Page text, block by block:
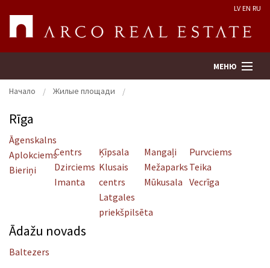
LV EN RU
МЕНЮ
Поиск
Оценка недвижимости
Предприятие
Kонтакты
Начало Жилые площади
Rīga
Āgenskalns
Aplokciems
Bieriņi
Centrs
Dzirciems
Imanta
Ķīpsala
Klusais
centrs
Latgales
priekšpilsēta
Mangaļi
Mežaparks
Mūkusala
Purvciems
Teika
Vecrīga
Ādažu novads
Baltezers